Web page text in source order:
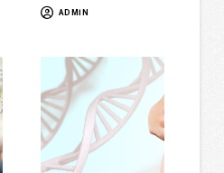
ADMIN